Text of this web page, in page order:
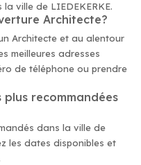
ville de LIEDEKERKE.
Architecte?
Architecte et au alentour
meilleures adresses
de téléphone ou prendre
plus recommandées
dans la ville de
les dates disponibles et